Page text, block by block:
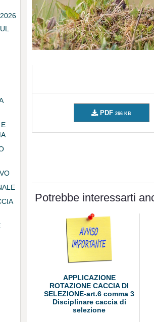
PDF 266 KB
Potrebbe interessarti
APPLICAZIONE
ROTAZIONE CACCIA DI
SELEZIONE-art.6 comma 3
Disciplinare caccia di
selezione